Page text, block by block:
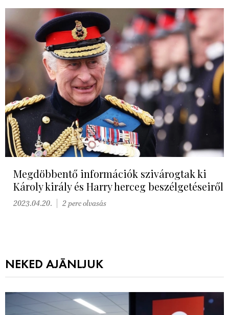
Megdöbbentő információk szivárogtak ki
Károly király és Harry herceg beszélgetéseiről
2023.04.20. 2 perc olvasás
NEKED AJÁNLJUK